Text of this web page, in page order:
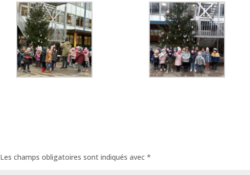
Les champs obligatoires sont indiqués avec*